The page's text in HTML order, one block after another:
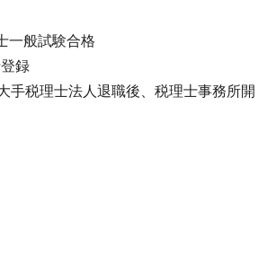
般試験合格
録
税理士法人退職後、税理士事務所開